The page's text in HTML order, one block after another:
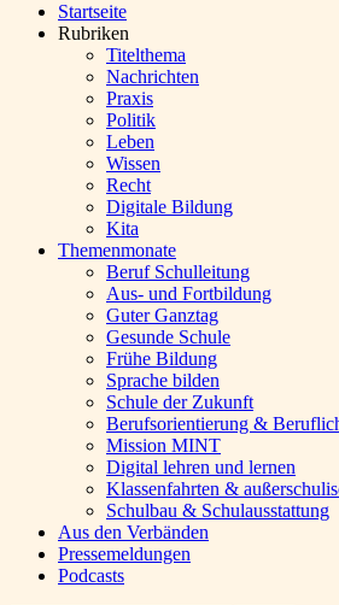
Startseite
Rubriken
Titelthema
Nachrichten
Praxis
Politik
Leben
Wissen
Recht
Digitale Bildung
Kita
Themenmonate
Beruf Schulleitung
Aus- und Fortbildung
Guter Ganztag
Gesunde Schule
Frühe Bildung
Sprache bilden
Schule der Zukunft
Berufsorientierung &
Mission MINT
Digital lehren und lernen
Klassenfahrten &
Schulbau & Schulausstattung
Aus den Verbänden
Pressemeldungen
Podcasts